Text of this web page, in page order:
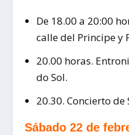
De 18.00 a 20:00
calle del Principe y
20.00 horas.
do Sol.
20.30. Concierto de
Sábado 22 de